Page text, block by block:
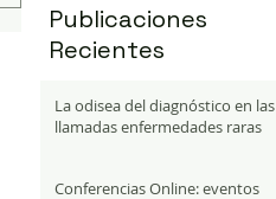
Publicaciones
Recientes
La odisea del diagnóstico en las
llamadas enfermedades raras
Conferencias Online: eventos